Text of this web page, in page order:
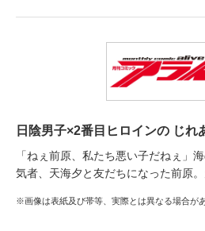
日陰男子×2番目ヒロインの じれ
「ねぇ前原、私たち悪い子だねぇ」
気者、天海夕と友だちになった前原
※画像は表紙及び帯等、実際とは異なる場合があ